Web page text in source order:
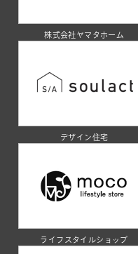
株式会社ヤマタホーム
デザイン住宅
ライフスタイルショップ